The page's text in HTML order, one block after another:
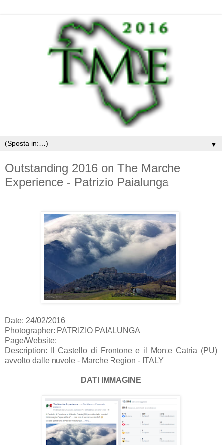
▼
Outstanding 2016 on The Marche
Experience - Patrizio Paialunga
Date: 24/02/2016
Photographer: PATRIZIO PAIALUNGA
Page/Website:
Description:
Il Castello di Frontone e il Monte Catria (PU)
avvolto dalle nuvole - Marche Region - ITALY
DATI IMMAGINE